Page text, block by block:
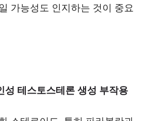
가능성도 인지하는 것이 중요
성 테스토스테론 생성 부작용